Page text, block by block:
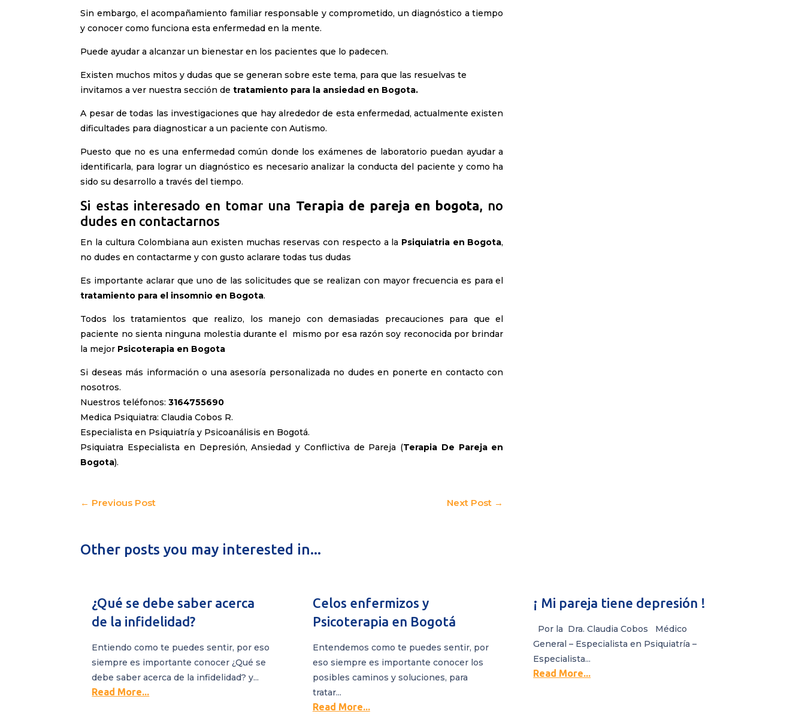
Sin embargo, el acompañamiento familiar responsable y comprometido, un diagnóstico a tiempo
y conocer como funciona esta enfermedad en la mente.
Puede ayudar a alcanzar un bienestar en los pacientes que lo padecen.
Existen muchos mitos y dudas que se generan sobre este tema, para que las resuelvas te
invitamos a ver nuestra sección de tratamiento para la ansiedad en Bogota.
A pesar de todas las investigaciones que hay alrededor de esta enfermedad, actualmente existen
dificultades para diagnosticar a un paciente con Autismo.
Puesto que no es una enfermedad común donde los exámenes de laboratorio puedan ayudar a
identificarla, para lograr un diagnóstico es necesario analizar la conducta del paciente y como ha
sido su desarrollo a través del tiempo.
Si estas interesado en tomar una Terapia de pareja en bogota, no
dudes en contactarnos
En la cultura Colombiana aun existen muchas reservas con respecto a la Psiquiatria en Bogota,
no dudes en contactarme y con gusto aclarare todas tus dudas
Es importante aclarar que uno de las solicitudes que se realizan con mayor frecuencia es para el
tratamiento para el insomnio en Bogota.
Todos los tratamientos que realizo, los manejo con demasiadas precauciones para que el
paciente no sienta ninguna molestia durante el mismo por esa razón soy reconocida por brindar
la mejor Psicoterapia en Bogota
Si deseas más información o una asesoría personalizada no dudes en ponerte en contacto con
nosotros.
Nuestros teléfonos:3164755690
Medica Psiquiatra: Claudia Cobos R.
Especialista en Psiquiatría y Psicoanálisis en Bogotá.
Psiquiatra Especialista en Depresión, Ansiedad y Conflictiva de Pareja (Terapia De Pareja en
Bogota).
← Previous Post Next Post →
Other posts you may interested in...
¿Qué se debe saber acerca
de la infidelidad?
Entiendo como te puedes sentir, por eso
siempre es importante conocer ¿Qué se
debe saber acerca de la infidelidad? y...
Read More...
Celos enfermizos y
Psicoterapia en Bogotá
Entendemos como te puedes sentir, por
eso siempre es importante conocer los
posibles caminos y soluciones, para
tratar...
Read More...
¡ Mi pareja tiene depresión !
Por la Dra. Claudia Cobos Médico
General – Especialista en Psiquiatría –
Especialista...
Read More...